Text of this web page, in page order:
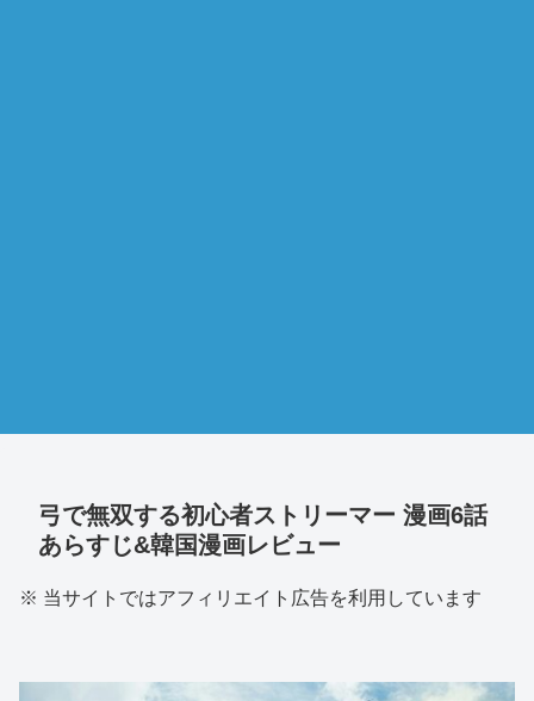
弓で無双する初心者ストリーマー 漫画6話
あらすじ&韓国漫画レビュー
※ 当サイトではアフィリエイト広告を利用しています